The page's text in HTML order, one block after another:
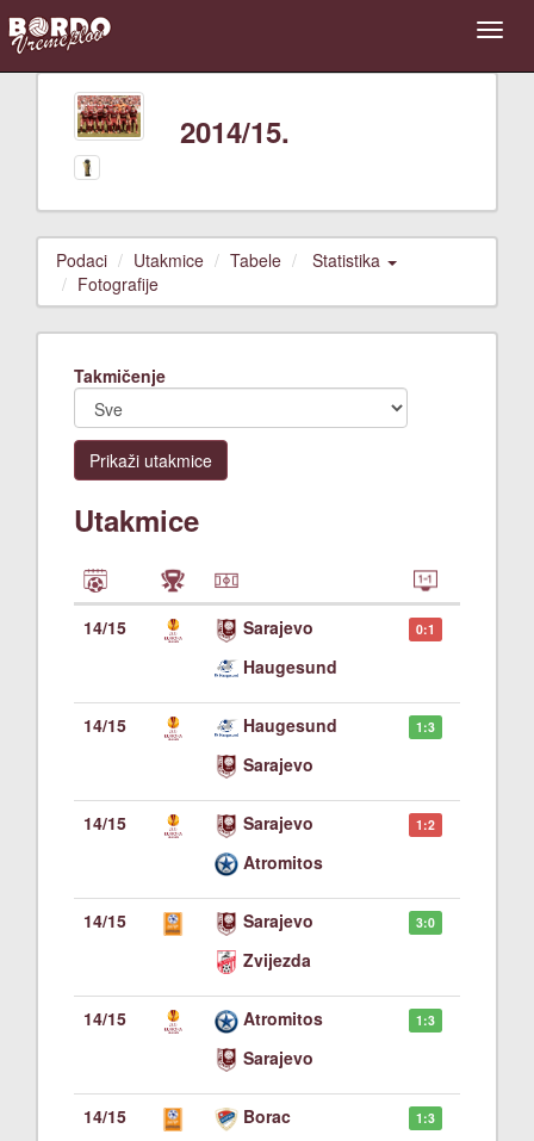
2014/15.
Podaci Utakmice Tabele
Statistika
Fotografije
Takmičenje
Prikaži utakmice
Utakmice
14/15
Sarajevo
Haugesund
0:1
14/15
Haugesund
Sarajevo
1:3
14/15
Sarajevo
Atromitos
1:2
14/15
Sarajevo
Zvijezda
3:0
14/15
Atromitos
Sarajevo
1:3
14/15
Borac
1:3